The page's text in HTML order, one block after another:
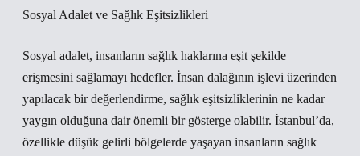
Sosyal Adalet ve Sağlık Eşitsizlikleri
Sosyal adalet, insanların sağlık haklarına eşit şekilde
erişmesini sağlamayı hedefler. İnsan dalağının işlevi üzerinden
yapılacak bir değerlendirme, sağlık eşitsizliklerinin ne kadar
yaygın olduğuna dair önemli bir gösterge olabilir. İstanbul’da,
özellikle düşük gelirli bölgelerde yaşayan insanların sağlık